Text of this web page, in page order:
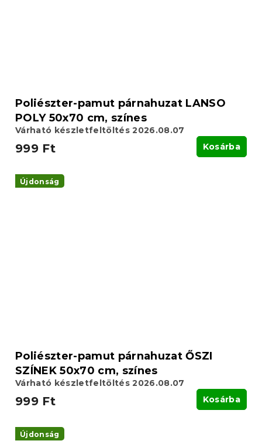
Poliészter-pamut párnahuzat LANSO
POLY 50x70 cm, színes
Várható készletfeltöltés 2026.08.07
999 Ft Kosárba
Újdonság
Poliészter-pamut párnahuzat ŐSZI
SZÍNEK 50x70 cm, színes
Várható készletfeltöltés 2026.08.07
999 Ft Kosárba
Újdonság